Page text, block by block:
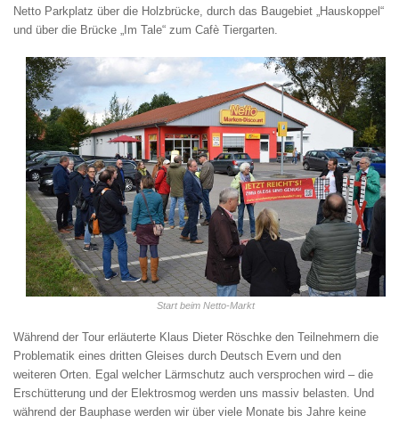
Netto Parkplatz über die Holzbrücke, durch das Baugebiet „Hauskoppel“
und über die Brücke „Im Tale“ zum Cafè Tiergarten.
Start beim Netto-Markt
Während der Tour erläuterte Klaus Dieter Röschke den Teilnehmern die
Problematik eines dritten Gleises durch Deutsch Evern und den
weiteren Orten. Egal welcher Lärmschutz auch versprochen wird – die
Erschütterung und der Elektrosmog werden uns massiv belasten. Und
während der Bauphase werden wir über viele Monate bis Jahre keine